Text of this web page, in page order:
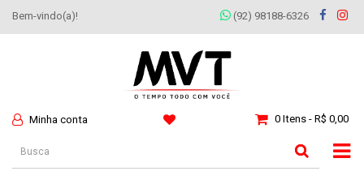
Bem-vindo(a)! (92) 98188-6326
Minha conta 0 Itens - R$ 0,00